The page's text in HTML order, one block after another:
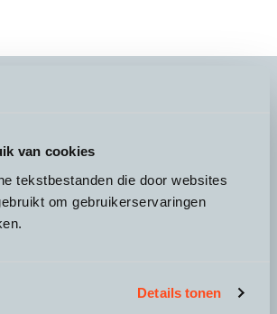
van cookies
tekstbestanden die door websites
om gebruikerservaringen
Details tonen